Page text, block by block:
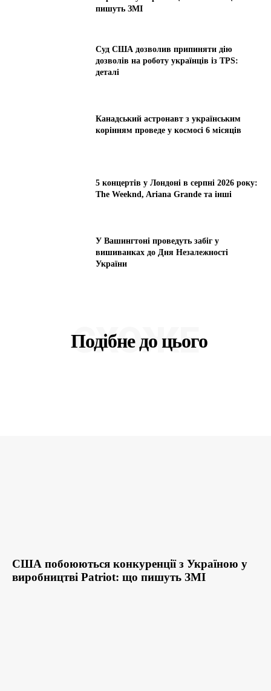
пишуть ЗМІ
Суд США дозволив припиняти дію
дозволів на роботу українців із TPS:
деталі
Канадський астронавт з українським
корінням проведе у космосі 6 місяців
5 концертів у Лондоні в серпні 2026 року:
The Weeknd, Ariana Grande та інші
У Вашингтоні проведуть забіг у
вишиванках до Дня Незалежності
України
Подібне до цього
СХОЖЕ
США побоюються конкуренції з Україною у
виробництві Patriot: що пишуть ЗМІ